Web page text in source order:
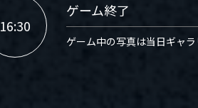
16:30
ゲーム終了
ゲーム中の写真は当日ギャラ